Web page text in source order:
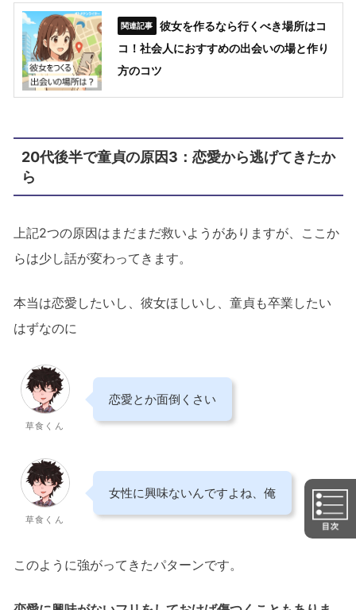
彼女を作るなら行くべき場所はコ
コ！社会人におすすめの出会いの場と作り
方のコツ
20代後半で童貞の原因3：恋愛から逃げてきたか
ら
上記2つの原因はまだまだ救いようがありますが、ここか
らは少し話が変わってきます。
本当は恋愛したいし、彼女ほしいし、童貞も卒業したい
はずなのに
草食くん
恋愛とか面倒くさい
草食くん
女性に興味ないんですよね、俺
このように強がってきたパターンです。